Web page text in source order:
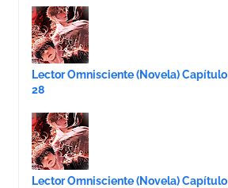
Lector Omnisciente (Novela) Capítulo
28
Lector Omnisciente (Novela) Capítulo